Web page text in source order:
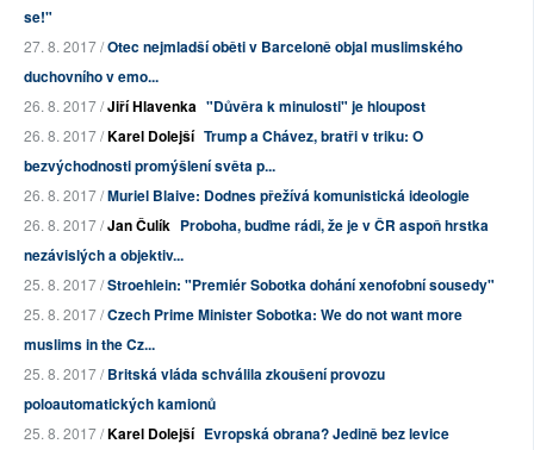
se!"
27. 8. 2017 /Otec nejmladší oběti v Barceloně objal muslimského
duchovního v emo...
26. 8. 2017 /Jiří Hlavenka "Důvěra k minulosti" je hloupost
26. 8. 2017 /Karel Dolejší Trump a Chávez, bratři v triku: O
bezvýchodnosti promýšlení světa p...
26. 8. 2017 /Muriel Blaive: Dodnes přežívá komunistická ideologie
26. 8. 2017 /Jan Čulík Proboha, buďme rádi, že je v ČR aspoň hrstka
nezávislých a objektiv...
25. 8. 2017 /Stroehlein: "Premiér Sobotka dohání xenofobní sousedy"
25. 8. 2017 /Czech Prime Minister Sobotka: We do not want more
muslims in the Cz...
25. 8. 2017 /Britská vláda schválila zkoušení provozu
poloautomatických kamionů
25. 8. 2017 /Karel Dolejší Evropská obrana? Jedině bez levice